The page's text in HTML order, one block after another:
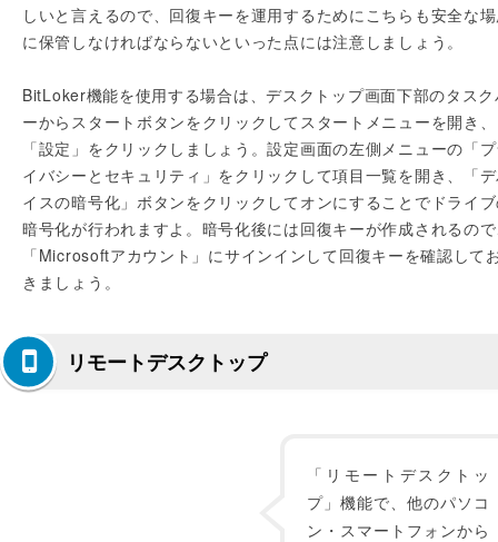
しいと言えるので、回復キーを運用するためにこちらも安全な
に保管しなければならないといった点には注意しましょう。
BitLoker機能を使用する場合は、デスクトップ画面下部のタス
ーからスタートボタンをクリックしてスタートメニューを開き、
「設定」をクリックしましょう。設定画面の左側メニューの「
イバシーとセキュリティ」をクリックして項目一覧を開き、「
イスの暗号化」ボタンをクリックしてオンにすることでドライ
暗号化が行われますよ。暗号化後には回復キーが作成されるの
「Microsoftアカウント」にサインインして回復キーを確認して
きましょう。
リモートデスクトップ
「リモートデスクトッ
プ」機能で、他のパソコ
ン・スマートフォンから